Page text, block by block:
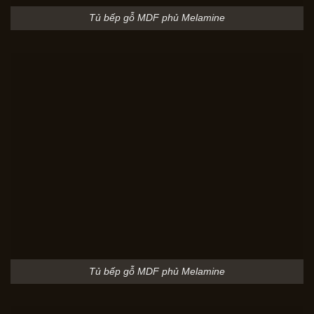
Tủ bếp gỗ MDF phủ Melamine
Tủ bếp gỗ MDF phủ Melamine